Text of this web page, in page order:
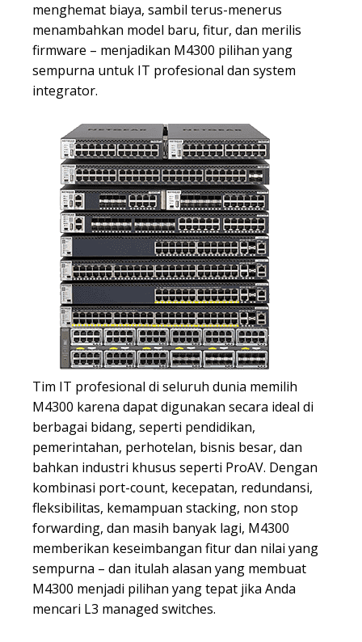
menghemat biaya, sambil terus-menerus
menambahkan model baru, fitur, dan merilis
firmware – menjadikan M4300 pilihan yang
sempurna untuk IT profesional dan system
integrator.
Tim IT profesional di seluruh dunia memilih
M4300 karena dapat digunakan secara ideal di
berbagai bidang, seperti pendidikan,
pemerintahan, perhotelan, bisnis besar, dan
bahkan industri khusus seperti ProAV. Dengan
kombinasi port-count, kecepatan, redundansi,
fleksibilitas, kemampuan stacking, non stop
forwarding, dan masih banyak lagi, M4300
memberikan keseimbangan fitur dan nilai yang
sempurna – dan itulah alasan yang membuat
M4300 menjadi pilihan yang tepat jika Anda
mencari L3 managed switches.